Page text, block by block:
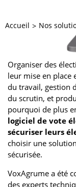
Accueil Nos
Organiser des
leur mise en place
du travail, gestion
du scrutin, et
pourquoi de plus
logiciel de vote
sécuriser leurs
choisir une
sécurisée.
VoxAgrume a été
des experts